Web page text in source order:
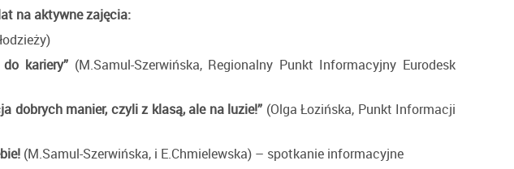
na aktywne zajęcia:
kariery” (M.Samul-Szerwińska, Regionalny Punkt Informacyjny Eurodesk
dobrych manier, czyli z klasą, ale na luzie!” (Olga Łozińska, Punkt Informacji
(M.Samul-Szerwińska, i E.Chmielewska) – spotkanie informacyjne